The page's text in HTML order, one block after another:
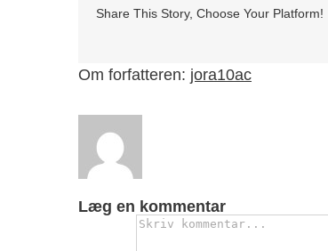
Share This Story, Choose Your Platform!
Om forfatteren: jora10ac
Læg en kommentar